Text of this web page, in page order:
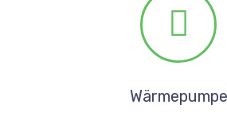
Wärmepumpe